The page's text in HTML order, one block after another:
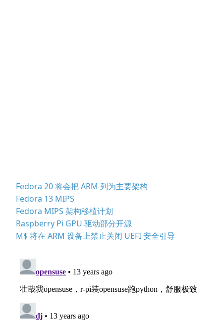
Fedora 20 将会把 ARM 列为主要架构
Fedora 13 MIPS
Fedora MIPS 架构移植计划
Raspberry Pi GPU 驱动部分开源
M$ 将在 ARM 设备上禁止关闭 UEFI 安全引导